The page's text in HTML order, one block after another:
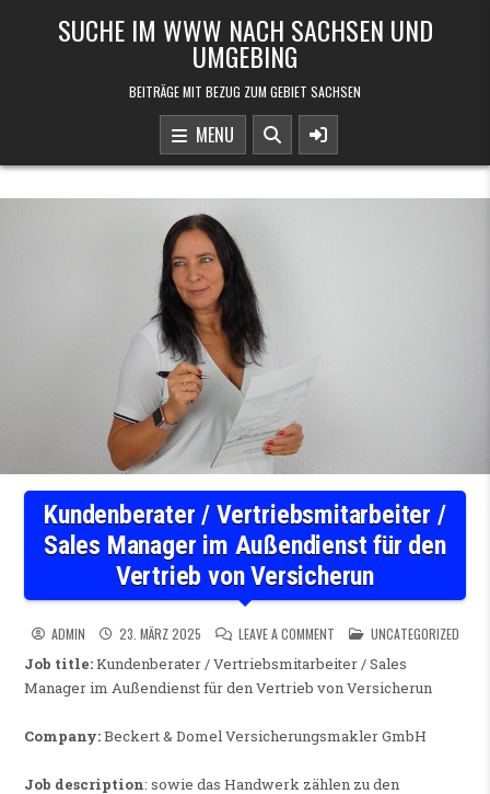
SUCHE IM WWW NACH SACHSEN UND
UMGEBING
BEITRÄGE MIT BEZUG ZUM GEBIET SACHSEN
MENU
Kundenberater / Vertriebsmitarbeiter /
Sales Manager im Außendienst für den
Vertrieb von Versicherun
ADMIN 23. MÄRZ 2025 LEAVE A COMMENTON KUNDENBERATER /
POSTED IN
UNCATEGORIZED
Job title:Kundenberater / Vertriebsmitarbeiter / Sales
Manager im Außendienst für den Vertrieb von Versicherun
Company:Beckert & Domel Versicherungsmakler GmbH
Job description: sowie das Handwerk zählen zu den